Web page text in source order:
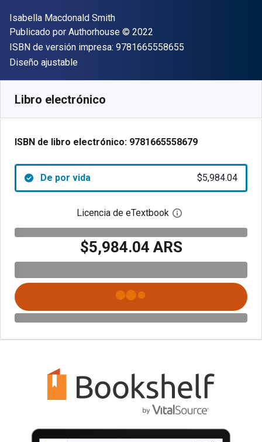
Autor(es)
Isabella Macdonald Smith
Editor
Publicado por Authorhouse Copyright
© 2022
ISBN de versión impresa: 9781665558655
Formato
Diseño ajustable
Libro electrónico
ISBN de libro electrónico: 9781665558679
De por vida $5,984.04
Licencia de eTextbook Abre el cuadro de
$5,984.04 ARS